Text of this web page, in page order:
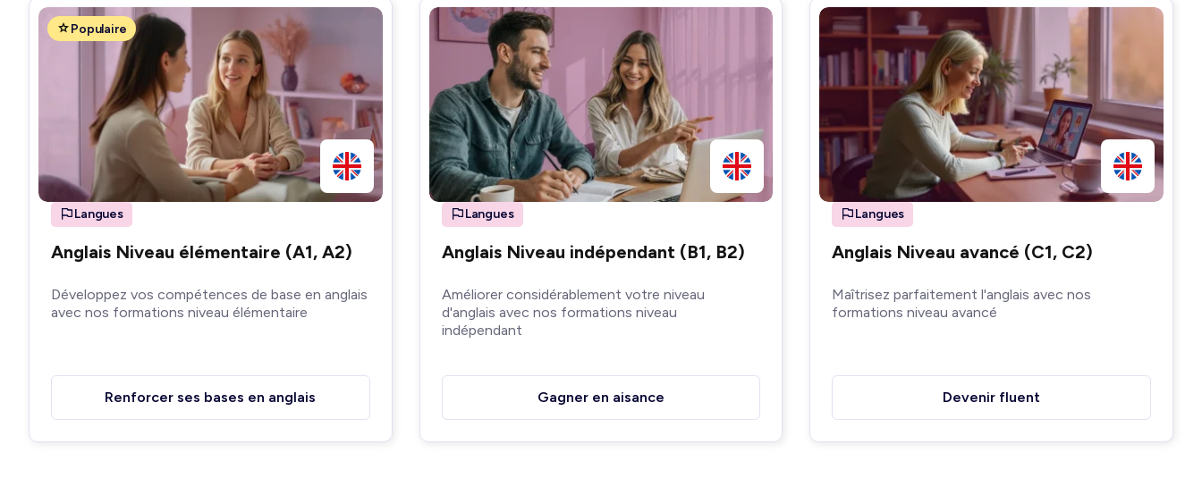
Populaire
Langues
Anglais Niveau élémentaire (A1, A2)
Développez vos compétences de base en anglais
avec nos formations niveau élémentaire
Renforcer ses bases en anglais
Langues
Anglais Niveau indépendant (B1, B2)
Améliorer considérablement votre niveau
d'anglais avec nos formations niveau
indépendant
Gagner en aisance
Langues
Anglais Niveau avancé (C1, C2)
Maîtrisez parfaitement l'anglais avec nos
formations niveau avancé
Devenir fluent